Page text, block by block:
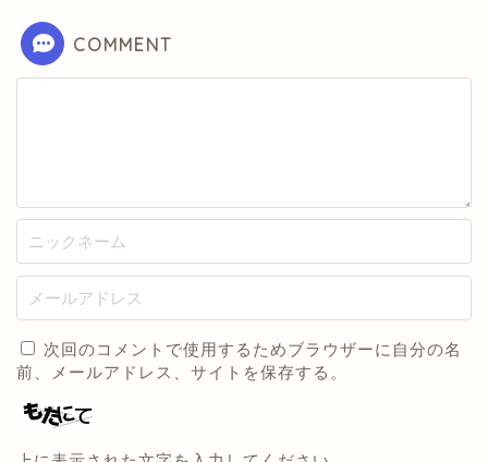
COMMENT
次回のコメントで使用するためブラウザーに自分の名
前、メールアドレス、サイトを保存する。